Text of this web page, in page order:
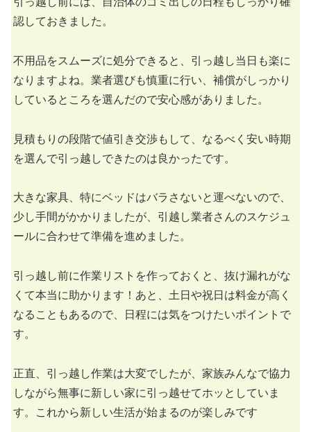
認しておきました。
不用品をスムーズに処分できると、引っ越し当日も楽に
なりますよね。業者選びも慎重に行い、補償がしっかり
しているところを選んだので安心感がありました。
見積もりの段階で値引き交渉もして、なるべく安い時期
を選んで引っ越しできたのは良かったです。
大きな家具、特にベッドはバラさないと運べないので、
少し手間がかかりましたが、引越し業者さんのスケジュ
ールに合わせて準備を進めました。
引っ越し前に作業リストを作っておくと、抜け漏れがな
くて本当に助かります！あと、土日や祝日は料金が高く
なることもあるので、日程には気をつけたいポイントで
す。
正直、引っ越し作業は大変でしたが、家族みんなで協力
しながら無事に新しい家に引っ越せてホッとしていま
す。これから新しい生活が始まるのが楽しみです